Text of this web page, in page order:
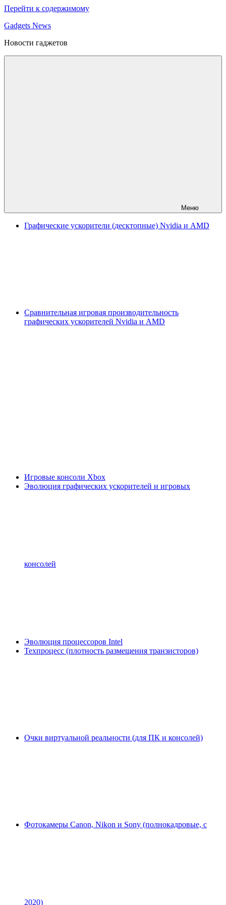
Перейти к содержимому
Gadgets News
Новости гаджетов
Меню
Графические ускорители (десктопные) Nvidia и AMD
Сравнительная игровая производительность
графических ускорителей Nvidia и AMD
Игровые консоли Xbox
Эволюция графических ускорителей и игровых
консолей
Эволюция процессоров Intel
Техпроцесс (плотность размещения транзисторов)
Очки виртуальной реальности (для ПК и консолей)
Фотокамеры Canon, Nikon и Sony (полнокадровые, с
2020)